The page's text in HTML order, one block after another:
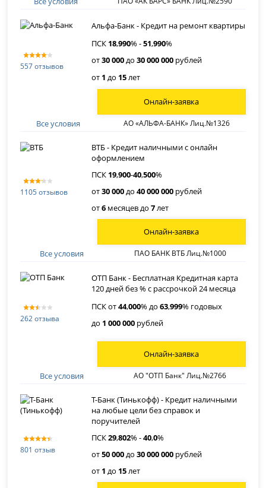
557 отзывов
Альфа-Банк - Кредит на ремонт квартиры
ПСК 18,990% -51,990%
от30 000до30 000 000 рублей
от 1 до 15лет
Все условия АО «АЛЬФА-БАНК» Лиц.№1326
Онлайн-заявка
1105 отзывов
ВТБ - Кредит наличными с онлайн
оформлением
ПСК 19,900-40,500%
от30 000до40 000 000 рублей
от6 месяцев до7лет
Все условия ПАО БАНК ВТБ Лиц.№1000
Онлайн-заявка
262 отзыва
ОТП Банк - Бесплатная Кредитная карта
120 дней без % с рассрочкой 24 месяца
ПСК от44,000% до63,999% годовых
до 1 000 000 рублей
Все условия АО "ОТП Банк" Лиц.№2766
Онлайн-заявка
801 отзыв
Т-Банк (Тинькофф) - Кредит наличными
на любые цели без справок и
поручителей
ПСК29,802% -40,0%
от50 000до30 000 000 рублей
от 1 до 15лет